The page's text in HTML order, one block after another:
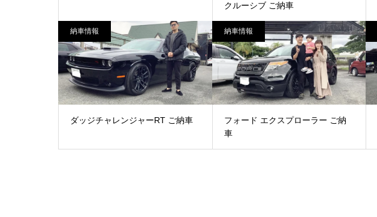
クルーシブ ご納車
納車情報
ダッジチャレンジャーRT ご納車
納車情報
フォード エクスプローラー ご納
車